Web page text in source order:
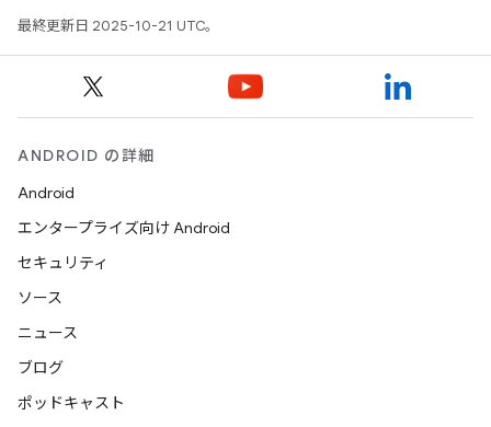
最終更新日 2025-10-21 UTC。
ANDROID の詳細
Android
エンタープライズ向け Android
セキュリティ
ソース
ニュース
ブログ
ポッドキャスト